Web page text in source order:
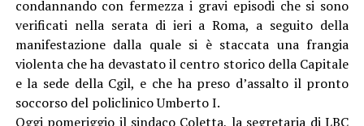
condannando con fermezza i gravi episodi che si sono
verificati nella serata di ieri a Roma, a seguito della
manifestazione dalla quale si è staccata una frangia
violenta che ha devastato il centro storico della Capitale
e la sede della Cgil, e che ha preso d’assalto il pronto
soccorso del policlinico Umberto I.
Oggi pomeriggio il sindaco Coletta, la segretaria di LBC